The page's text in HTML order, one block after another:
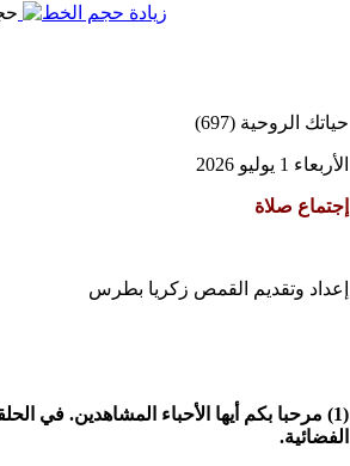
حياتك الروحية (697)
الأربعاء 1 يوليو 2026
إجتماع صلاة
إعداد وتقديم القمص زكريا بطرس
الفضائية.